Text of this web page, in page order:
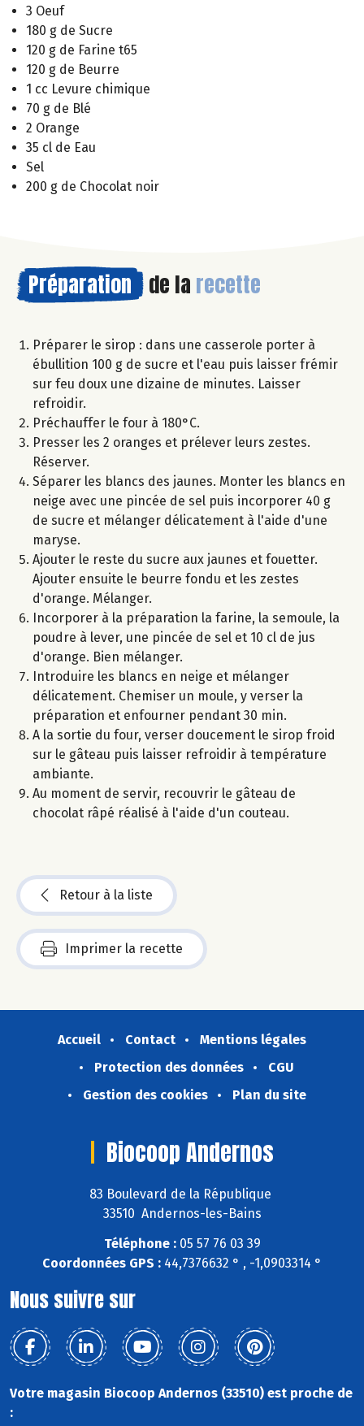
3 Oeuf
180 g de Sucre
120 g de Farine t65
120 g de Beurre
1 cc Levure chimique
70 g de Blé
2 Orange
35 cl de Eau
Sel
200 g de Chocolat noir
Préparation de la recette
Préparer le sirop : dans une casserole porter à
ébullition 100 g de sucre et l'eau puis laisser frémir
sur feu doux une dizaine de minutes. Laisser
refroidir.
Préchauffer le four à 180°C.
Presser les 2 oranges et prélever leurs zestes.
Réserver.
Séparer les blancs des jaunes. Monter les blancs en
neige avec une pincée de sel puis incorporer 40 g
de sucre et mélanger délicatement à l'aide d'une
maryse.
Ajouter le reste du sucre aux jaunes et fouetter.
Ajouter ensuite le beurre fondu et les zestes
d'orange. Mélanger.
Incorporer à la préparation la farine, la semoule, la
poudre à lever, une pincée de sel et 10 cl de jus
d'orange. Bien mélanger.
Introduire les blancs en neige et mélanger
délicatement. Chemiser un moule, y verser la
préparation et enfourner pendant 30 min.
A la sortie du four, verser doucement le sirop froid
sur le gâteau puis laisser refroidir à température
ambiante.
Au moment de servir, recouvrir le gâteau de
chocolat râpé réalisé à l'aide d'un couteau.
Retour à la liste
Imprimer la recette
Accueil Contact
Mentions légales
Protection des données
CGU
Gestion des cookies
Plan du site
Biocoop Andernos
83 Boulevard de la République
33510 Andernos-les-Bains
Téléphone :05 57 76 03 39
Coordonnées GPS : 44,7376632 ° , -1,0903314 °
Nous suivre sur
Votre magasin Biocoop Andernos (33510) est proche de
: